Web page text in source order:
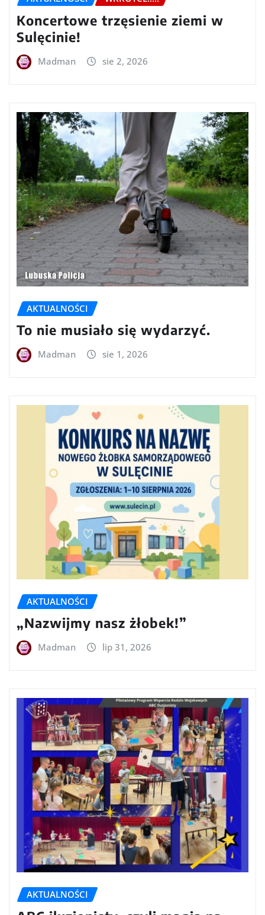
Koncertowe trzęsienie ziemi w
Sulęcinie!
Madman sie 2, 2026
AKTUALNOŚCI
To nie musiało się wydarzyć.
Madman sie 1, 2026
AKTUALNOŚCI
„Nazwijmy nasz żłobek!”
Madman lip 31, 2026
AKTUALNOŚCI